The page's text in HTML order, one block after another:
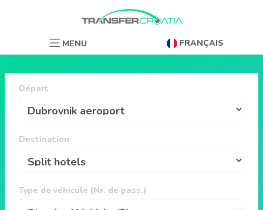
FRANÇAIS
MENU
Départ
Destination
Type de véhicule (Nr. de pass.)